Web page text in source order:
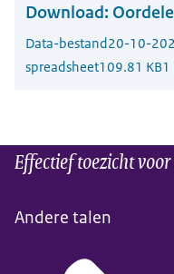
Download:
Data-bestand20-10-
spreadsheet109.81 KB1
Effectief toezicht
Andere talen